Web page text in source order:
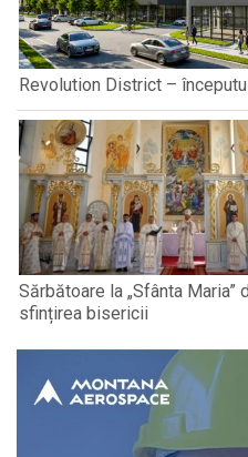
Revolution District –
Sărbătoare la „Sfânta Maria”
sfințirea bisericii